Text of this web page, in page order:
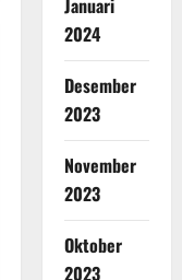
2024
Desember
2023
November
2023
Oktober
2023